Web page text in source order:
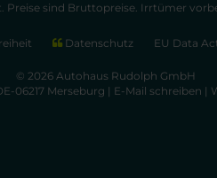
Preise sind Bruttopreise. Irrtümer
Datenschutz EU Data
© 2026 Autohaus Rudolph GmbH
06217 Merseburg | E-Mail schreiben |